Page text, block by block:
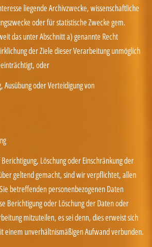
liegende Archivzwecke, wissenschaftliche
oder für statistische Zwecke gem.
das unter Abschnitt a) genannte Recht
der Ziele dieser Verarbeitung unmöglich
oder
oder Verteidigung von
Löschung oder Einschränkung der
geltend gemacht, sind wir verpflichtet, allen
betreffenden personenbezogenen Daten
Berichtigung oder Löschung der Daten oder
mitzuteilen, es sei denn, dies erweist sich
einem unverhältnismäßigen Aufwand verbunden.